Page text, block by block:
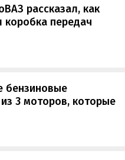
рассказал, как
коробка передач
бензиновые
3 моторов, которые